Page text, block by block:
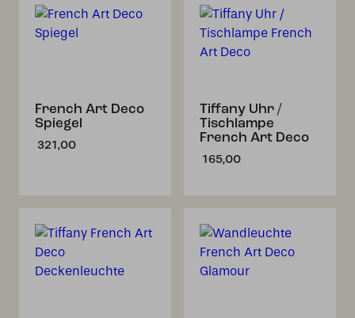
French Art Deco
Spiegel
321,00
Tiffany Uhr /
Tischlampe
French Art Deco
165,00